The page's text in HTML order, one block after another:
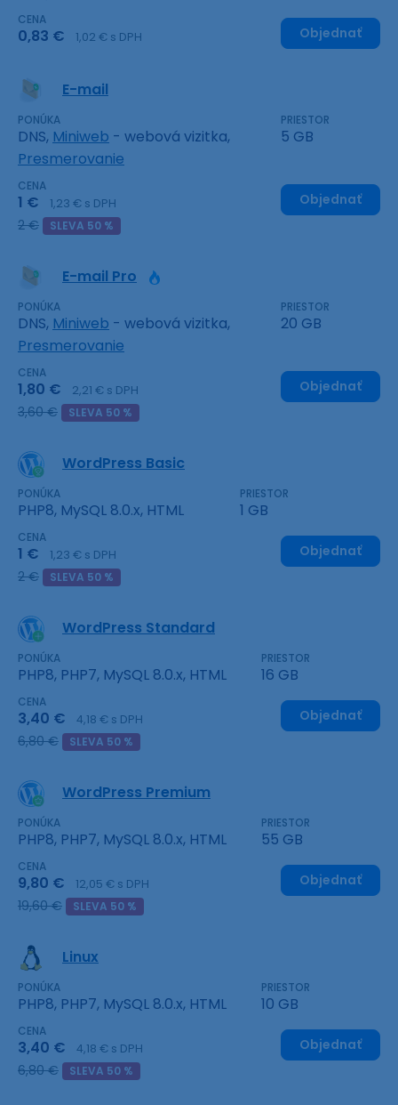
CENA
0,83 € 1,02 € s DPH Objednať
E-mail
PONÚKA
DNS, Miniweb - webová vizitka,
Presmerovanie
PRIESTOR
5 GB
CENA
1 € 1,23 € s DPH
2 € SLEVA 50 %
Objednať
E-mail Pro
PONÚKA
DNS, Miniweb - webová vizitka,
Presmerovanie
PRIESTOR
20 GB
CENA
1,80 € 2,21 € s DPH
3,60 € SLEVA 50 %
Objednať
WordPress Basic
PONÚKA
PHP8, MySQL 8.0.x, HTML
PRIESTOR
1 GB
CENA
1 € 1,23 € s DPH
2 € SLEVA 50 %
Objednať
WordPress Standard
PONÚKA
PHP8, PHP7, MySQL 8.0.x, HTML
PRIESTOR
16 GB
CENA
3,40 € 4,18 € s DPH
6,80 € SLEVA 50 %
Objednať
WordPress Premium
PONÚKA
PHP8, PHP7, MySQL 8.0.x, HTML
PRIESTOR
55 GB
CENA
9,80 € 12,05 € s DPH
19,60 € SLEVA 50 %
Objednať
Linux
PONÚKA
PHP8, PHP7, MySQL 8.0.x, HTML
PRIESTOR
10 GB
CENA
3,40 € 4,18 € s DPH
6,80 € SLEVA 50 %
Objednať